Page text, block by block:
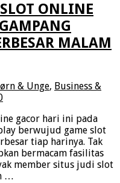
ONLINE
MALAM
& Unge, Business &
gacor hari ini pada
berwujud game slot
tiap harinya. Tak
bermacam fasilitas
member situs judi slot
…